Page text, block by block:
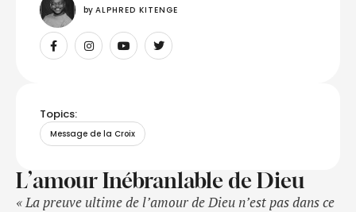
by ALPHRED KITENGE
Topics:
Message de la Croix
L’amour Inébranlable de Dieu
« La preuve ultime de l’amour de Dieu n’est pas dans ce